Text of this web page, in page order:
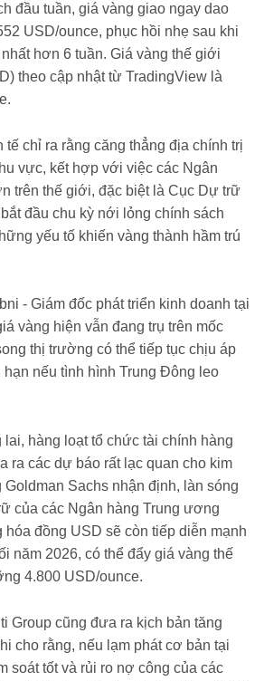
đầu tuần, giá vàng giao ngay dao
USD/ounce, phục hồi nhẹ sau khi
hơn 6 tuần. Giá vàng thế giới
theo cập nhật từ TradingView là
tế chỉ ra rằng căng thẳng địa chính trị
vực, kết hợp với việc các Ngân
trên thế giới, đặc biệt là Cục Dự trữ
đầu chu kỳ nới lỏng chính sách
yếu tố khiến vàng thành hầm trú
- Giám đốc phát triển kinh doanh tại
vàng hiện vẫn đang trụ trên mốc
thị trường có thể tiếp tục chịu áp
hạn nếu tình hình Trung Đông leo
hàng loạt tổ chức tài chính hàng
ra các dự báo rất lạc quan cho kim
Goldman Sachs nhận định, làn sóng
của các Ngân hàng Trung ương
hóa đồng USD sẽ còn tiếp diễn mạnh
năm 2026, có thể đẩy giá vàng thế
4.800 USD/ounce.
Group cũng đưa ra kịch bản tăng
cho rằng, nếu lạm phát cơ bản tại
soát tốt và rủi ro nợ công của các